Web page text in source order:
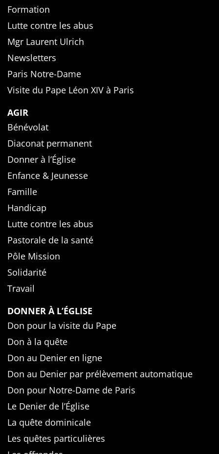
Formation
Lutte contre les abus
Mgr Laurent Ulrich
Newsletters
Paris Notre-Dame
Visite du Pape Léon XIV à Paris
AGIR
Bénévolat
Diaconat permanent
Donner à l’Église
Enfance & Jeunesse
Famille
Handicap
Lutte contre les abus
Pastorale de la santé
Pôle Mission
Solidarité
Travail
DONNER À L’ÉGLISE
Don pour la visite du Pape
Don à la quête
Don au Denier en ligne
Don au Denier par prélèvement automatique
Don pour Notre-Dame de Paris
Le Denier de l’Église
La quête dominicale
Les quêtes particulières